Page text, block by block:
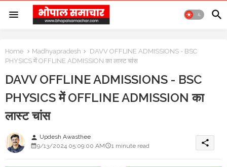
Home Madhyapradesh
DAVV OFFLINE ADMISSIONS - BSC
PHYSICS में OFFLINE ADMISSION का लास्ट चांस
DAVV OFFLINE ADMISSIONS - BSC
PHYSICS में OFFLINE ADMISSION का
लास्ट चांस
person Updesh Awasthee
9/13/2024 05:09:00 AM
1 minute read share